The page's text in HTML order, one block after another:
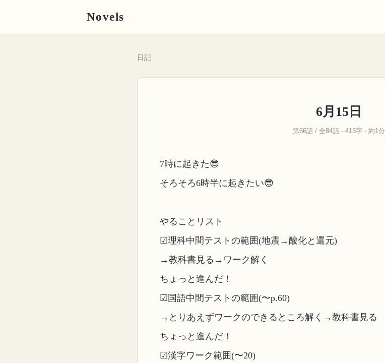
Novels
日記
6月15日
第66話 / 全84話 · 413字 · 約1分
7時に起きた😎
そろそろ6時半に起きたい😎
やることリスト
☑理科中間テストの範囲(地震→酸化と還元)
→教科書見る→ワーク解く
ちょっと進んだ！
☑国語中間テストの範囲(〜p.60)
→とりあえずワークのできるところ解く→教科書見る
ちょっと進んだ！
☑漢字ワーク範囲(〜20)